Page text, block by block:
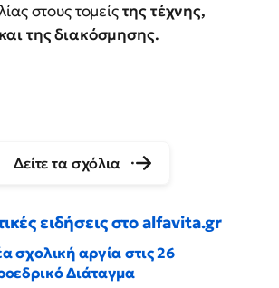
στους τομείςτης τέχνης,
της διακόσμησης.
Δείτε τα σχόλια
ειδήσεις στο alfavita.gr
σχολική αργία στις 26
Διάταγμα